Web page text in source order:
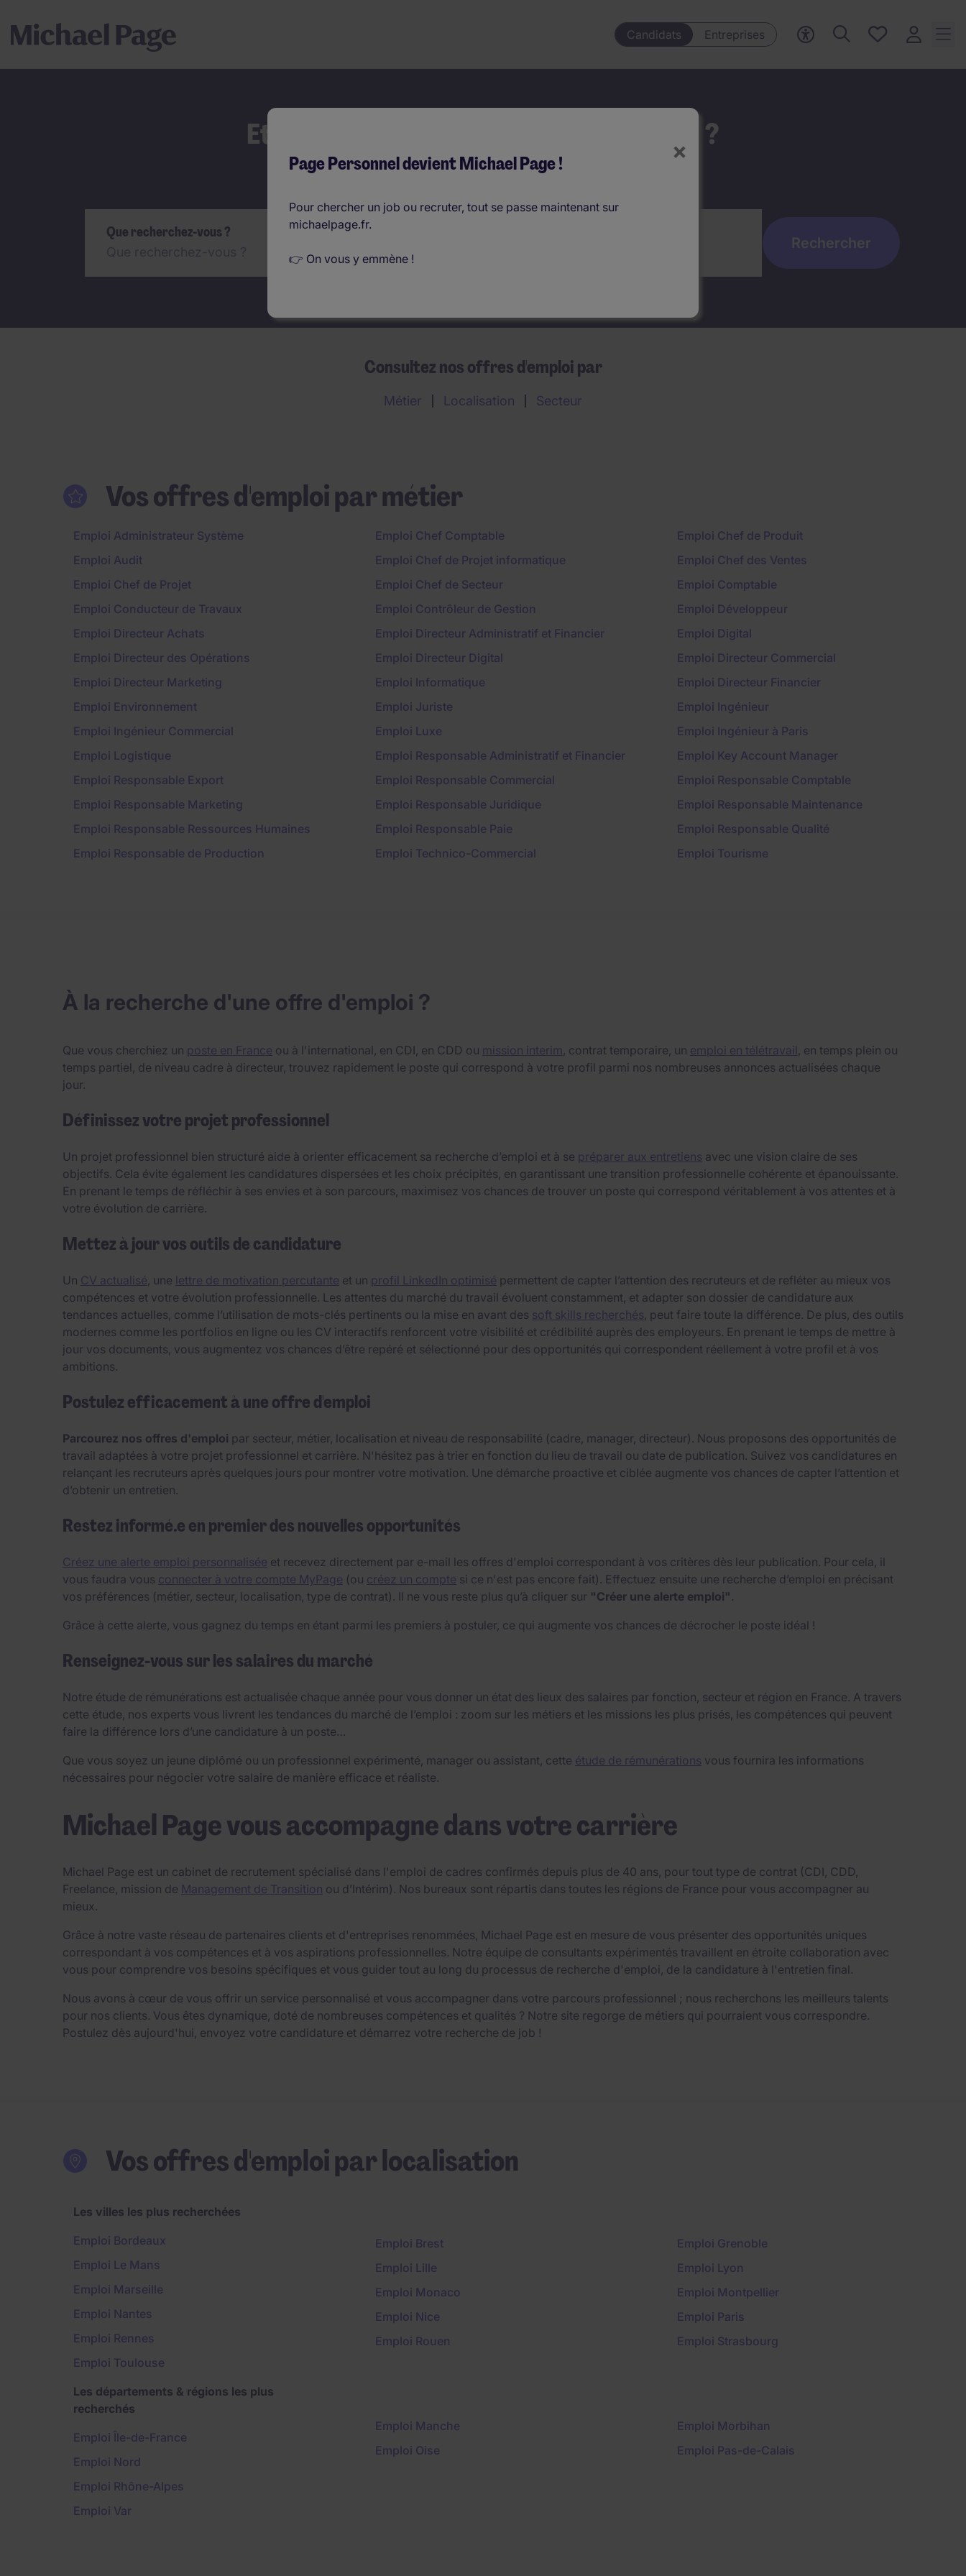
Candidats Entreprises
Mes offres, 0
sauvegardées
Et si votre prochain job commençait ici ?
Que recherchez-vous ?
Consultez nos offres d'emploi par
Métier Localisation Secteur
Vos offres d'emploi par métier
Emploi Administrateur Système
Emploi Audit
Emploi Chef de Projet
Emploi Conducteur de Travaux
Emploi Directeur Achats
Emploi Directeur des Opérations
Emploi Directeur Marketing
Emploi Environnement
Emploi Ingénieur Commercial
Emploi Logistique
Emploi Responsable Export
Emploi Responsable Marketing
Emploi Responsable Ressources Humaines
Emploi Responsable de Production
Emploi Chef Comptable
Emploi Chef de Projet informatique
Emploi Chef de Secteur
Emploi Contrôleur de Gestion
Emploi Directeur Administratif et Financier
Emploi Directeur Digital
Emploi Informatique
Emploi Juriste
Emploi Luxe
Emploi Responsable Administratif et Financier
Emploi Responsable Commercial
Emploi Responsable Juridique
Emploi Responsable Paie
Emploi Technico-Commercial
Emploi Chef de Produit
Emploi Chef des Ventes
Emploi Comptable
Emploi Développeur
Emploi Digital
Emploi Directeur Commercial
Emploi Directeur Financier
Emploi Ingénieur
Emploi Ingénieur à Paris
Emploi Key Account Manager
Emploi Responsable Comptable
Emploi Responsable Maintenance
Emploi Responsable Qualité
Emploi Tourisme
À la recherche d'une offre d'emploi ?
Que vous cherchiez un poste en France ou à l'international, en CDI, en CDD ou mission interim , contrat temporaire, un emploi en télétravail , en temps plein ou
temps partiel, de niveau cadre à directeur, trouvez rapidement le poste qui correspond à votre profil parmi nos nombreuses annonces actualisées chaque
jour.
Définissez votre projet professionnel
Un projet professionnel bien structuré aide à orienter efficacement sa recherche d’emploi et à se préparer aux entretiens avec une vision claire de ses
objectifs. Cela évite également les candidatures dispersées et les choix précipités, en garantissant une transition professionnelle cohérente et épanouissante.
En prenant le temps de réfléchir à ses envies et à son parcours, maximisez vos chances de trouver un poste qui correspond véritablement à vos attentes et à
votre évolution de carrière.
Mettez à jour vos outils de candidature
Un CV actualisé, une lettre de motivation percutante et un profil LinkedIn optimisé permettent de capter l’attention des recruteurs et de refléter au mieux vos
compétences et votre évolution professionnelle. Les attentes du marché du travail évoluent constamment, et adapter son dossier de candidature aux
tendances actuelles, comme l’utilisation de mots-clés pertinents ou la mise en avant des soft skills recherchés, peut faire toute la différence. De plus, des outils
modernes comme les portfolios en ligne ou les CV interactifs renforcent votre visibilité et crédibilité auprès des employeurs. En prenant le temps de mettre à
jour vos documents, vous augmentez vos chances d’être repéré et sélectionné pour des opportunités qui correspondent réellement à votre profil et à vos
ambitions.
Postulez efficacement à une offre d'emploi
Parcourez nos offres d'emploi par secteur, métier, localisation et niveau de responsabilité (cadre, manager, directeur). Nous proposons des opportunités de
travail adaptées à votre projet professionnel et carrière. N'hésitez pas à trier en fonction du lieu de travail ou date de publication. Suivez vos candidatures en
relançant les recruteurs après quelques jours pour montrer votre motivation. Une démarche proactive et ciblée augmente vos chances de capter l’attention et
d’obtenir un entretien.
Restez informé.e en premier des nouvelles opportunités
Créez une alerte emploi personnalisée et recevez directement par e-mail les offres d'emploi correspondant à vos critères dès leur publication. Pour cela, il
vous faudra vous connecter à votre compte MyPage (ou créez un compte si ce n'est pas encore fait). Effectuez ensuite une recherche d’emploi en précisant
vos préférences (métier, secteur, localisation, type de contrat). Il ne vous reste plus qu’à cliquer sur "Créer une alerte emploi" .
Grâce à cette alerte, vous gagnez du temps en étant parmi les premiers à postuler, ce qui augmente vos chances de décrocher le poste idéal !
Renseignez-vous sur les salaires du marché
Notre étude de rémunérations est actualisée chaque année pour vous donner un état des lieux des salaires par fonction, secteur et région en France. A travers
cette étude, nos experts vous livrent les tendances du marché de l’emploi : zoom sur les métiers et les missions les plus prisés, les compétences qui peuvent
faire la différence lors d’une candidature à un poste…
Que vous soyez un jeune diplômé ou un professionnel expérimenté, manager ou assistant, cette étude de rémunérations vous fournira les informations
nécessaires pour négocier votre salaire de manière efficace et réaliste.
Michael Page vous accompagne dans votre carrière
Michael Page est un cabinet de recrutement spécialisé dans l'emploi de cadres confirmés depuis plus de 40 ans, pour tout type de contrat (CDI, CDD,
Freelance, mission de Management de Transition ou d’Intérim). Nos bureaux sont répartis dans toutes les régions de France pour vous accompagner au
mieux.
Grâce à notre vaste réseau de partenaires clients et d'entreprises renommées, Michael Page est en mesure de vous présenter des opportunités uniques
correspondant à vos compétences et à vos aspirations professionnelles. Notre équipe de consultants expérimentés travaillent en étroite collaboration avec
vous pour comprendre vos besoins spécifiques et vous guider tout au long du processus de recherche d'emploi, de la candidature à l'entretien final.
Nous avons à cœur de vous offrir un service personnalisé et vous accompagner dans votre parcours professionnel ; nous recherchons les meilleurs talents
pour nos clients. Vous êtes dynamique, doté de nombreuses compétences et qualités ? Notre site regorge de métiers qui pourraient vous correspondre.
Postulez dès aujourd'hui, envoyez votre candidature et démarrez votre recherche de job !
Vos offres d'emploi par localisation
Les villes les plus recherchées
Emploi Bordeaux
Emploi Le Mans
Emploi Marseille
Emploi Nantes
Emploi Rennes
Emploi Toulouse
Les départements & régions les plus
recherchés
Emploi Île-de-France
Emploi Nord
Emploi Rhône-Alpes
Emploi Var
Emploi Brest
Emploi Lille
Emploi Monaco
Emploi Nice
Emploi Rouen
Emploi Manche
Emploi Oise
Emploi Grenoble
Emploi Lyon
Emploi Montpellier
Emploi Paris
Emploi Strasbourg
Emploi Morbihan
Emploi Pas-de-Calais
×
Page Personnel devient Michael Page !
Pour chercher un job ou recruter, tout se passe maintenant sur
michaelpage.fr.
👉 On vous y emmène !